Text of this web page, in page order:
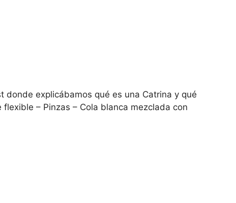
explicábamos qué es una Catrina y qué
– Pinzas – Cola blanca mezclada con